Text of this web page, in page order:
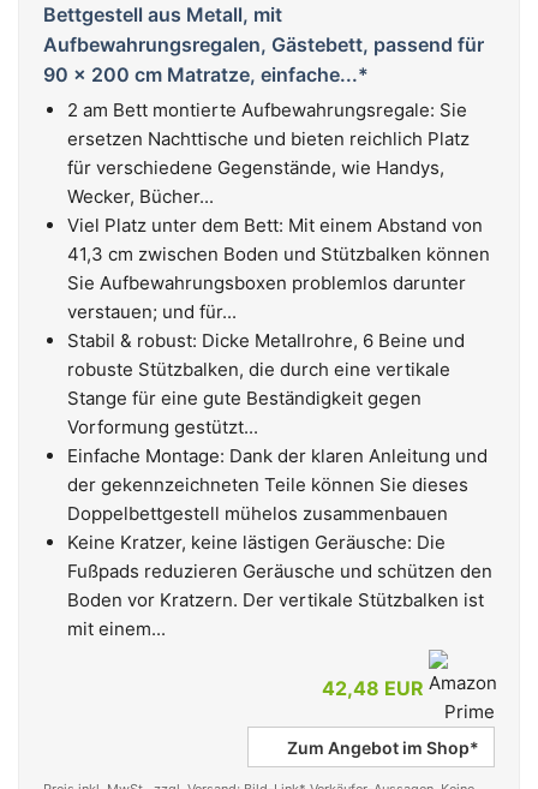
Bettgestell aus Metall, mit
Aufbewahrungsregalen, Gästebett, passend für
90 x 200 cm Matratze, einfache...*
2 am Bett montierte Aufbewahrungsregale: Sie
ersetzen Nachttische und bieten reichlich Platz
für verschiedene Gegenstände, wie Handys,
Wecker, Bücher...
Viel Platz unter dem Bett: Mit einem Abstand von
41,3 cm zwischen Boden und Stützbalken können
Sie Aufbewahrungsboxen problemlos darunter
verstauen; und für...
Stabil & robust: Dicke Metallrohre, 6 Beine und
robuste Stützbalken, die durch eine vertikale
Stange für eine gute Beständigkeit gegen
Vorformung gestützt...
Einfache Montage: Dank der klaren Anleitung und
der gekennzeichneten Teile können Sie dieses
Doppelbettgestell mühelos zusammenbauen
Keine Kratzer, keine lästigen Geräusche: Die
Fußpads reduzieren Geräusche und schützen den
Boden vor Kratzern. Der vertikale Stützbalken ist
mit einem...
42,48 EUR
Zum Angebot im Shop*